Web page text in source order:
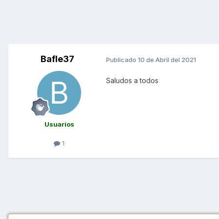
Bafle37
Usuarios
1
Publicado 10 de Abril del 2021
Saludos a todos